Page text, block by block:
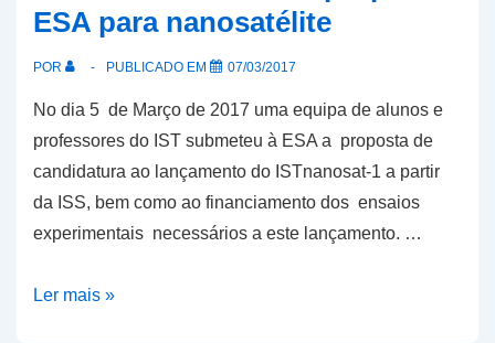
1
premiado
ESA para nanosatélite
POR PUBLICADO EM 07/03/2017
No dia 5 de Março de 2017 uma equipa de alunos e
professores do IST submeteu à ESA a proposta de
candidatura ao lançamento do ISTnanosat-1 a partir
da ISS, bem como ao financiamento dos ensaios
experimentais necessários a este lançamento. …
AMRAD
Ler mais »